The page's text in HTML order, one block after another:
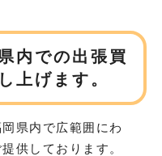
内での出張買
上げます。
県内で広範囲にわ
供しております。